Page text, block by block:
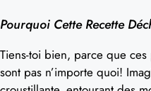
Pourquoi Cette Recette
Tiens-toi bien, parce que ces
sont pas n’importe quoi!